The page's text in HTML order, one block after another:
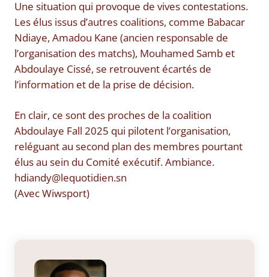
Une situation qui provoque de vives contestations.
Les élus issus d’autres coalitions, comme Babacar
Ndiaye, Amadou Kane (ancien responsable de
l’organisation des matchs), Mouhamed Samb et
Abdoulaye Cissé, se retrouvent écartés de
l’information et de la prise de décision.
En clair, ce sont des proches de la coalition
Abdoulaye Fall 2025 qui pilotent l’organisation,
reléguant au second plan des membres pourtant
élus au sein du Comité exécutif. Ambiance.
hdiandy@lequotidien.sn
(Avec Wiwsport)